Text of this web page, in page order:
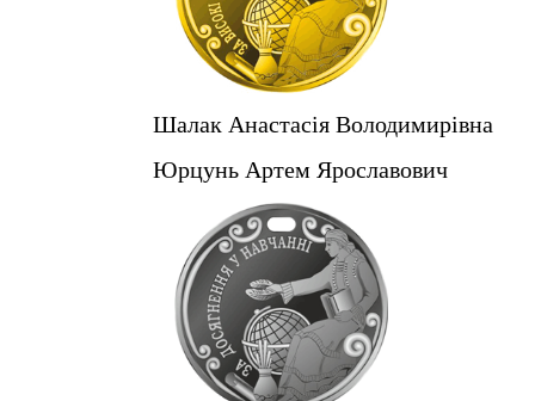
Шалак Анастасія Володимирівна
Юрцунь Артем Ярославович